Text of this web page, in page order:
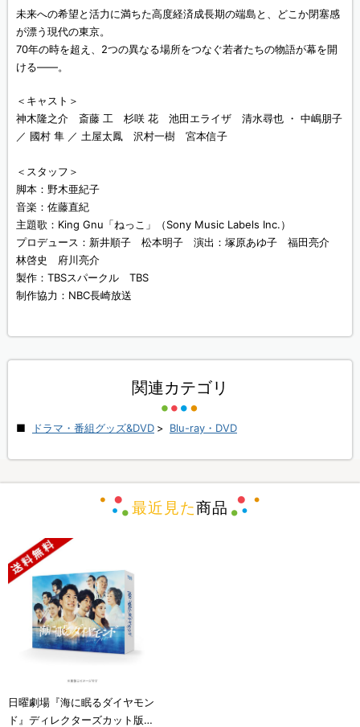
未来への希望と活力に満ちた高度経済成長期の端島と、どこか閉塞感
が漂う現代の東京。
70年の時を超え、2つの異なる場所をつなぐ若者たちの物語が幕を開
ける――。
＜キャスト＞
神木隆之介 斎藤 工 杉咲 花 池田エライザ 清水尋也 ・ 中嶋朋子
／ 國村 隼 ／ 土屋太鳳 沢村一樹 宮本信子
＜スタッフ＞
脚本：野木亜紀子
音楽：佐藤直紀
主題歌：King Gnu「ねっこ」（Sony Music Labels Inc.）
プロデュース：新井順子 松本明子 演出：塚原あゆ子 福田亮介
林啓史 府川亮介
製作：TBSスパークル TBS
制作協力：NBC長崎放送
関連カテゴリ
ドラマ・番組グッズ&DVD > Blu-ray・DVD
最近見た商品
日曜劇場『海に眠るダイヤモン
ド』ディレクターズカット版／